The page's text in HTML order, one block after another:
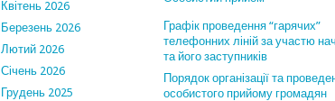
Квітень 2026
Березень 2026
Лютий 2026
Січень 2026
Грудень 2025
Графік проведення “гарячих”
телефонних ліній за участю
та його заступників
Порядок організації та
особистого прийому громадян